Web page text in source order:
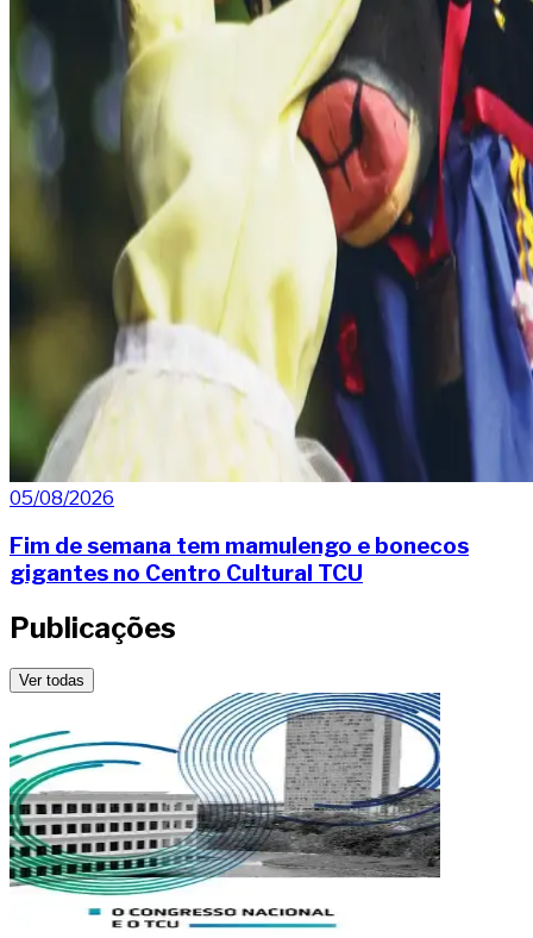
05/08/2026
Fim de semana tem mamulengo e bonecos
gigantes no Centro Cultural TCU
Publicações
Ver todas